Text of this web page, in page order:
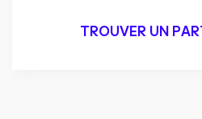
TROUVER UN